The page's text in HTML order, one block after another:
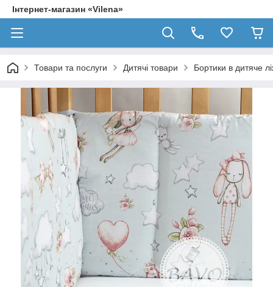
Інтернет-магазин «Vilena»
Товари та послуги Дитячі товари Бортики в дитяче